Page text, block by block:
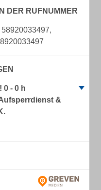
DER RUFNUMMER
0 - 0 h
&